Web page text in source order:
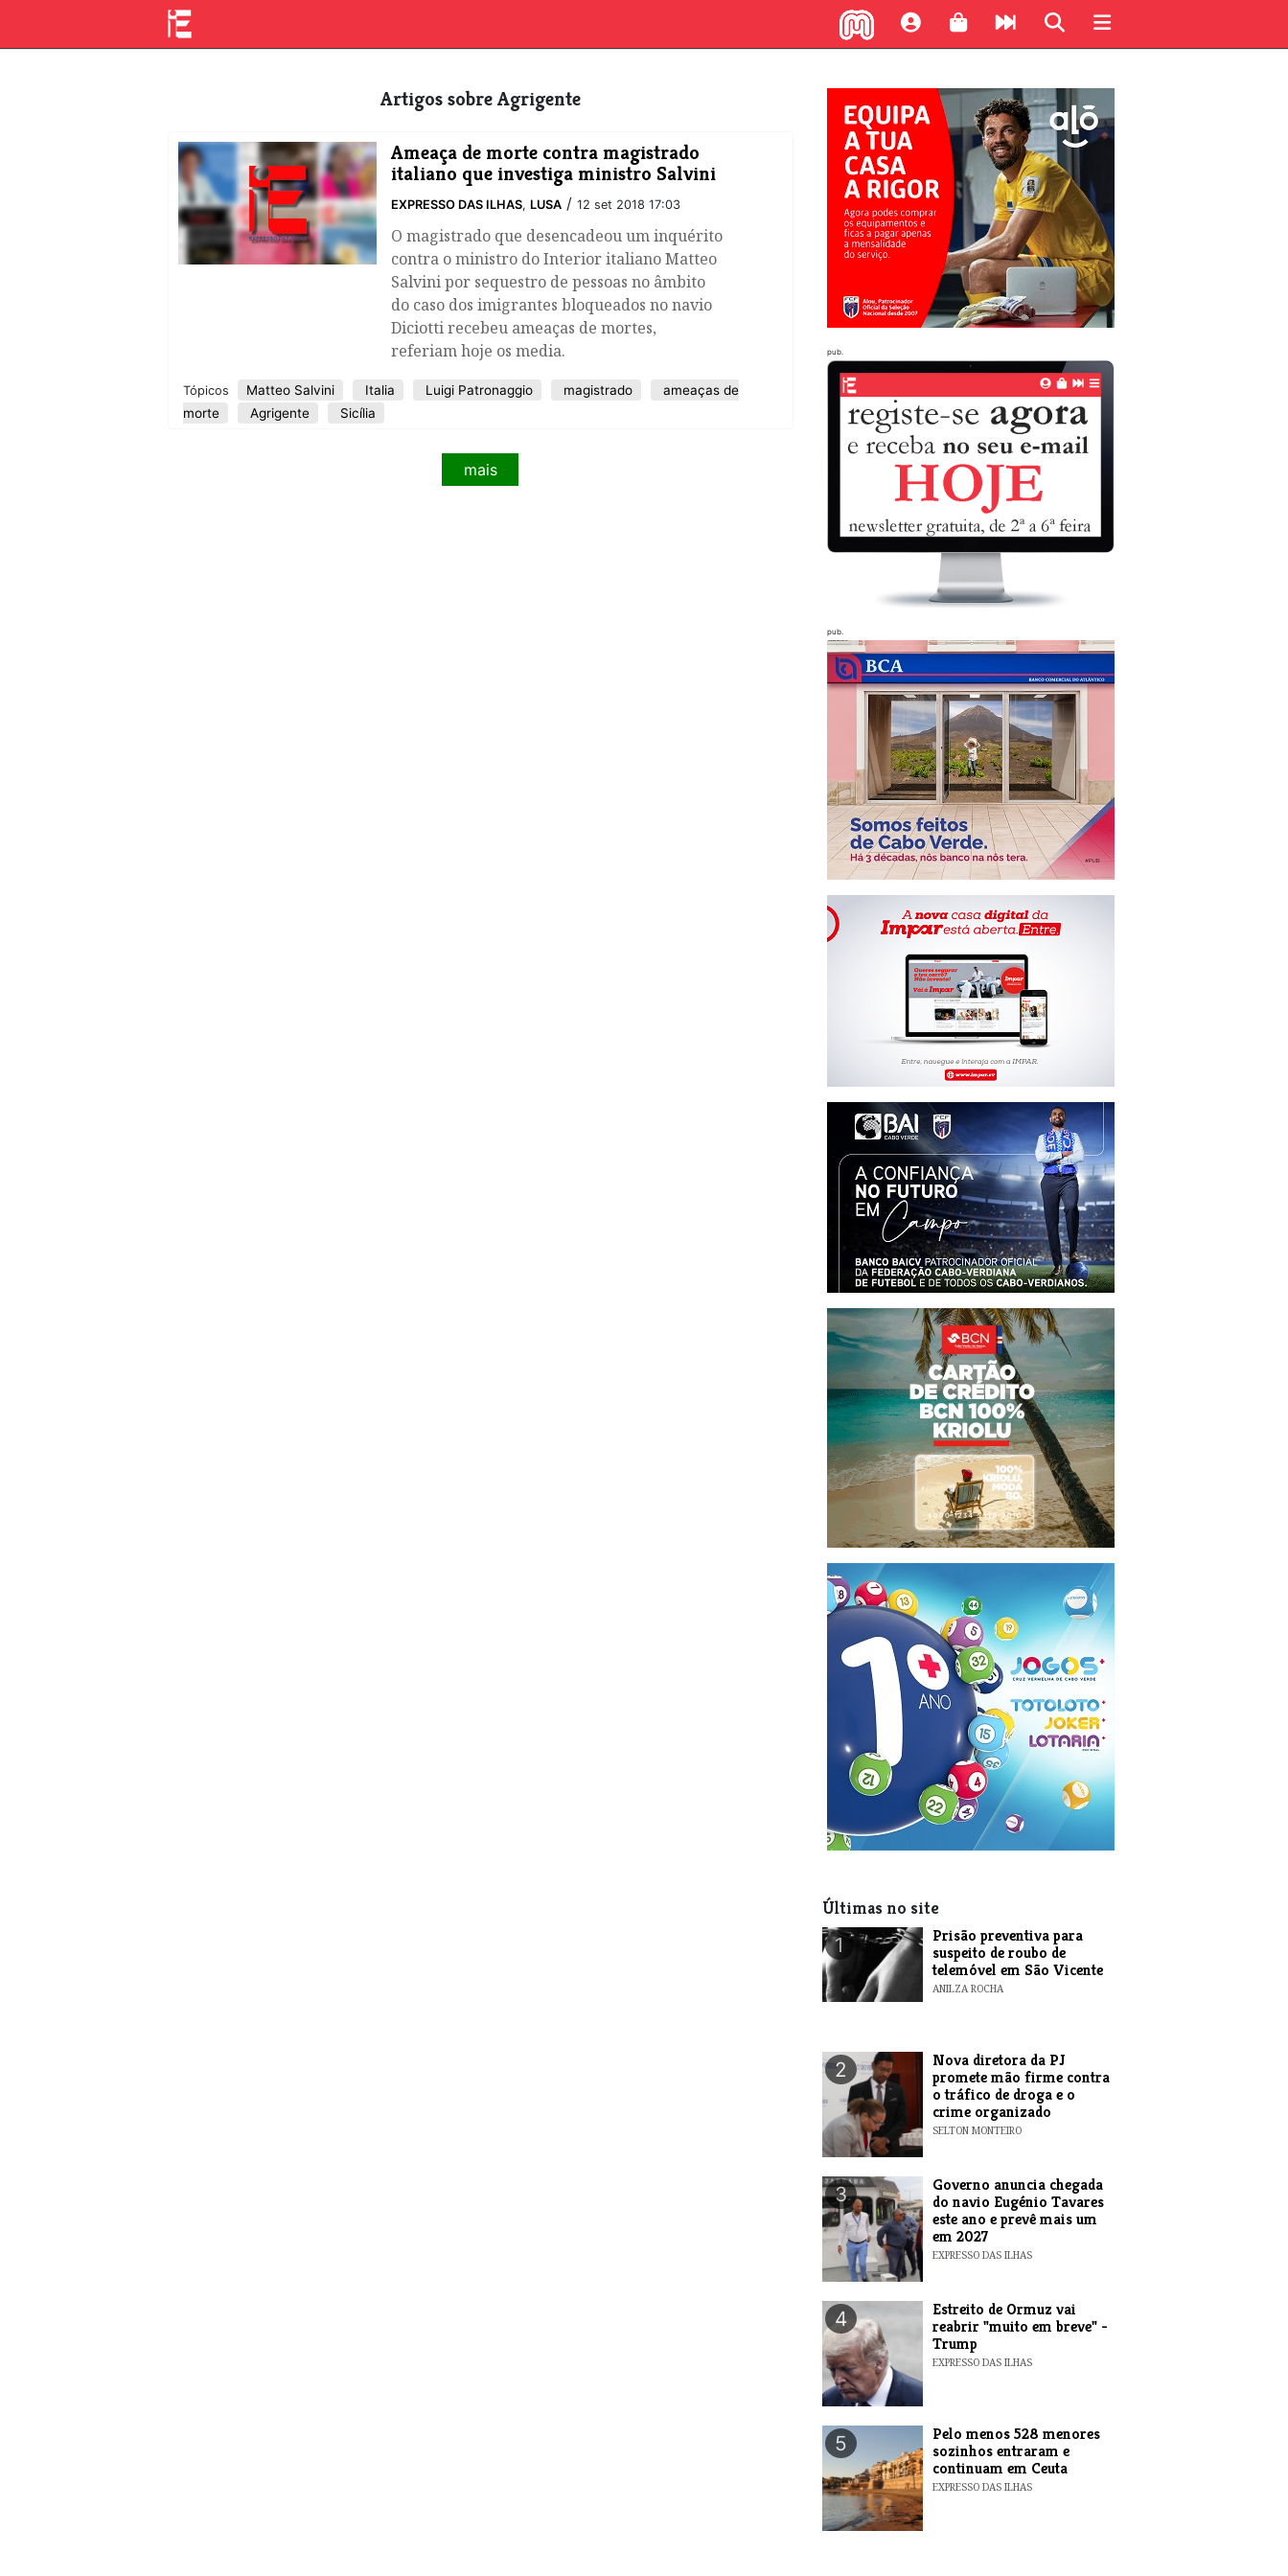
Artigos sobre Agrigente
Ameaça de morte contra magistrado
italiano que investiga ministro Salvini
EXPRESSO DAS ILHAS, LUSA / 12 set 2018 17:03
O magistrado que desencadeou um inquérito
contra o ministro do Interior italiano Matteo
Salvini por sequestro de pessoas no âmbito
do caso dos imigrantes bloqueados no navio
Diciotti recebeu ameaças de mortes,
referiam hoje os media.
Tópicos Matteo Salvini Italia Luigi Patronaggio magistrado
ameaças de
morte
Agrigente Sicília
mais
pub.
pub.
Últimas no site
1
Prisão preventiva para
suspeito de roubo de
telemóvel em São Vicente
ANILZA ROCHA
2
Nova diretora da PJ
promete mão firme contra
o tráfico de droga e o
crime organizado
SELTON MONTEIRO
3
Governo anuncia chegada
do navio Eugénio Tavares
este ano e prevê mais um
em 2027
EXPRESSO DAS ILHAS
4
Estreito de Ormuz vai
reabrir "muito em breve" -
Trump
EXPRESSO DAS ILHAS
5
Pelo menos 528 menores
sozinhos entraram e
continuam em Ceuta
EXPRESSO DAS ILHAS